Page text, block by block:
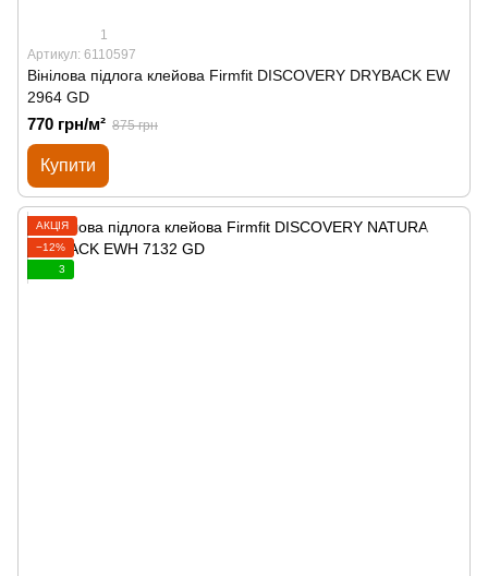
1
Артикул: 6110597
Вінілова підлога клейова Firmfit DISCOVERY DRYBACK EW
2964 GD
770 грн/м² 875 грн
Купити
АКЦІЯ
−12%
3